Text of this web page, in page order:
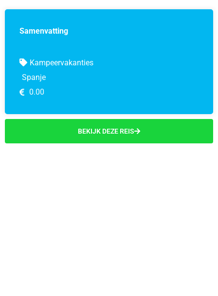
Samenvatting
Kampeervakanties
Spanje
0.00
BEKIJK DEZE REIS